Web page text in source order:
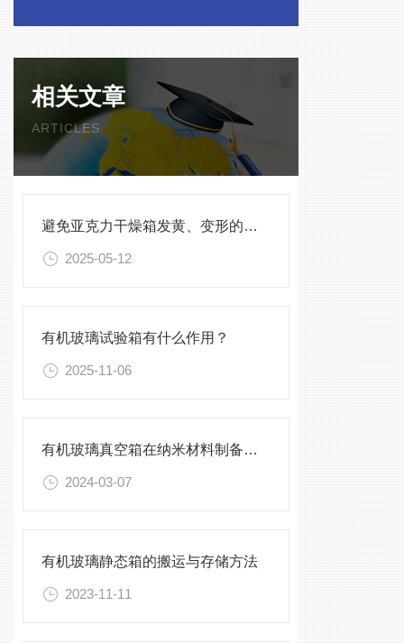
相关文章
ARTICLES
避免亚克力干燥箱发黄、变形的保养方法
2025-05-12
有机玻璃试验箱有什么作用？
2025-11-06
有机玻璃真空箱在纳米材料制备中的应用
2024-03-07
有机玻璃静态箱的搬运与存储方法
2023-11-11